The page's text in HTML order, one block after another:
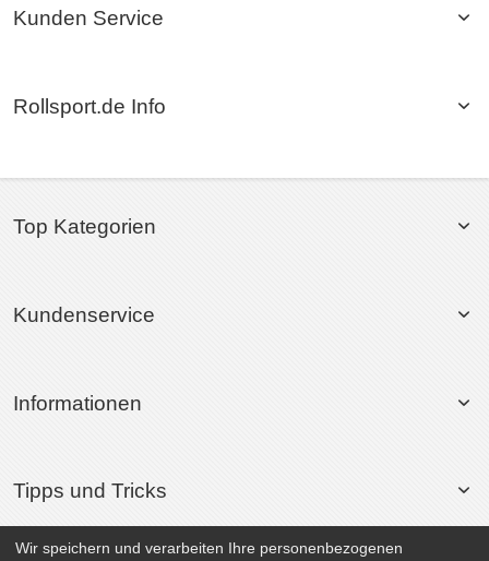
Kunden Service
Rollsport.de Info
Top Kategorien
Kundenservice
Informationen
Tipps und Tricks
Wir speichern und verarbeiten Ihre personenbezogenen